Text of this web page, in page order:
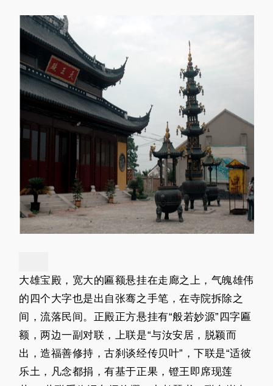
大雄宝殿，宽大的匾额悬挂在走廊之上，气魄雄伟
的四个大字也是出自张骞之手笔，在寺院拆除之
间，流落民间。正殿正方悬挂有“般若妙源”四字匾
额，两边一副对联，上联是“与汝安居，脱颖而
出，造福善修持，古刹谈经传贝叶”，下联是“适彼
乐土，凡念都捐，有基于正果，镫王即席现莲